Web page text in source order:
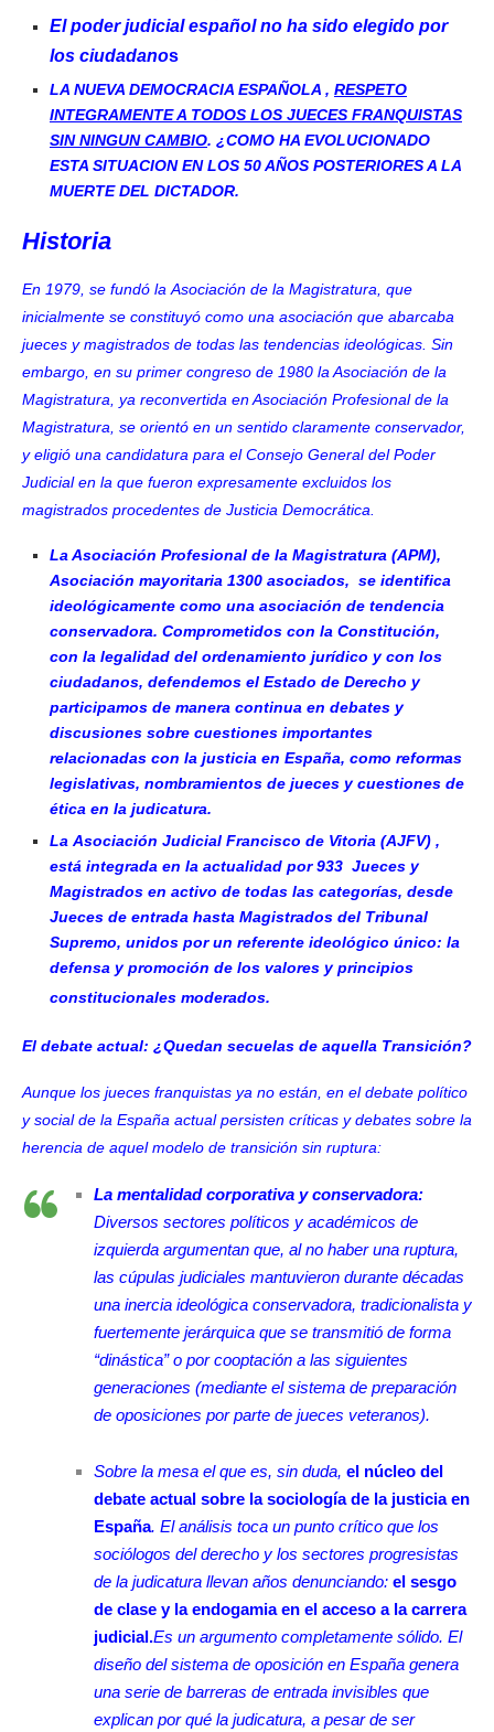
El poder judicial español no ha sido elegido por
los ciudadanos
LA NUEVA DEMOCRACIA ESPAÑOLA , RESPETO
INTEGRAMENTE A TODOS LOS JUECES FRANQUISTAS
SIN NINGUN CAMBIO. ¿COMO HA EVOLUCIONADO
ESTA SITUACION EN LOS 50 AÑOS POSTERIORES A LA
MUERTE DEL DICTADOR.
Historia
En 1979, se fundó la Asociación de la Magistratura , que
inicialmente se constituyó como una asociación que abarcaba
jueces y magistrados de todas las tendencias ideológicas. Sin
embargo, en su primer congreso de 1980 la Asociación de la
Magistratura, ya reconvertida en Asociación Profesional de la
Magistratura, se orientó en un sentido claramente conservador,
y eligió una candidatura para el Consejo General del Poder
Judicial en la que fueron expresamente excluidos los
magistrados procedentes de Justicia Democrática
La Asociación Profesional de la Magistratura (APM),
Asociación mayoritaria 1300 asociados, se identifica
ideológicamente como una asociación de tendencia
conservadora. Comprometidos con la Constitución,
con la legalidad del ordenamiento jurídico y con los
ciudadanos, defendemos el Estado de Derecho y
participamos de manera continua en debates y
discusiones sobre cuestiones importantes
relacionadas con la justicia en España, como reformas
legislativas, nombramientos de jueces y cuestiones de
ética en la judicatura.
La Asociación Judicial Francisco de Vitoria (AJFV) ,
está integrada en la actualidad por 933 Jueces y
Magistrados en activo de todas las categorías, desde
Jueces de entrada hasta Magistrados del Tribunal
Supremo, unidos por un referente ideológico único: la
defensa y promoción de los valores y principios
constitucionales moderados.
El debate actual: ¿Quedan secuelas de aquella Transición?
Aunque los jueces franquistas ya no están, en el debate político
y social de la España actual persisten críticas y debates sobre la
herencia de aquel modelo de transición sin ruptura:
La mentalidad corporativa y conservadora:
Diversos sectores políticos y académicos de
izquierda argumentan que, al no haber una ruptura,
las cúpulas judiciales mantuvieron durante décadas
una inercia ideológica conservadora, tradicionalista y
fuertemente jerárquica que se transmitió de forma
“dinástica” o por cooptación a las siguientes
generaciones (mediante el sistema de preparación
de oposiciones por parte de jueces veteranos).
Sobre la mesa el que es, sin duda, el núcleo del
debate actual sobre la sociología de la justicia en
España. El análisis toca un punto crítico que los
sociólogos del derecho y los sectores progresistas
de la judicatura llevan años denunciando: el sesgo
de clase y la endogamia en el acceso a la carrera
judicial.Es un argumento completamente sólido. El
diseño del sistema de oposición en España genera
una serie de barreras de entrada invisibles que
explican por qué la judicatura, a pesar de ser